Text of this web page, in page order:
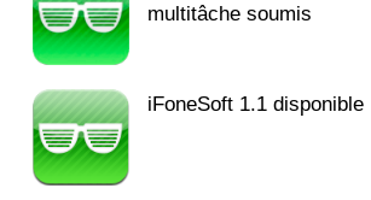
multitâche soumis
iFoneSoft 1.1 disponible